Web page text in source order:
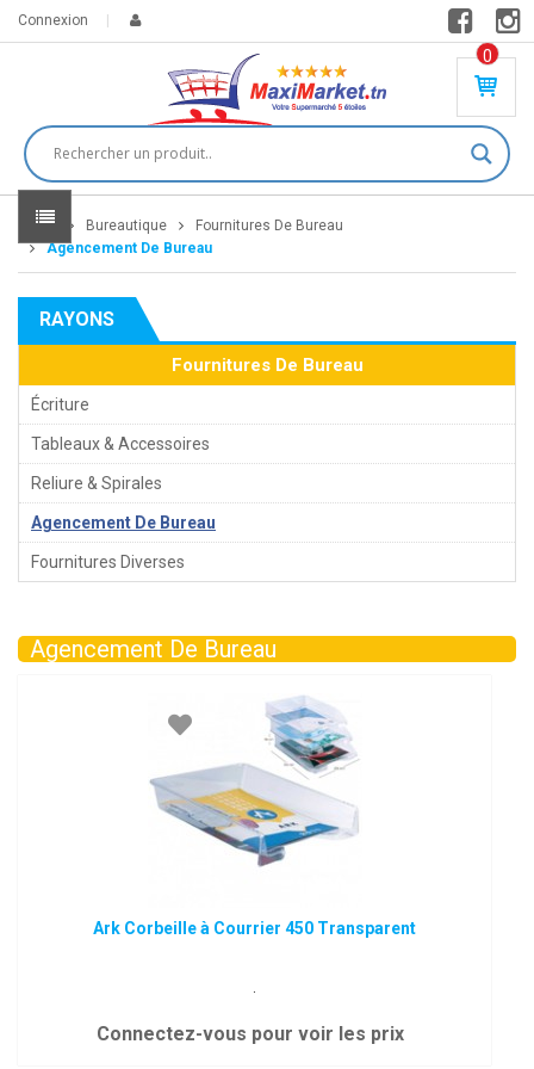
Connexion
0
PR
DU
IT(
S)
Home Bureautique
Fournitures De Bureau
Agencement De Bureau
RAYONS
Fournitures De Bureau
Écriture
Tableaux & Accessoires
Reliure & Spirales
Agencement De Bureau
Fournitures Diverses
Agencement De Bureau
Ark Corbeille à Courrier 450 Transparent
.
Connectez-vous pour voir les prix